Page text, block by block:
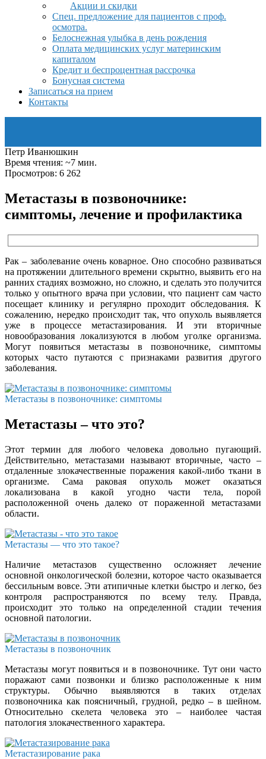
Акции и скидки
Спец. предложение для пациентов с проф.
осмотра.
Белоснежная улыбка в день рождения
Оплата медицинских услуг материнским
капиталом
Кредит и беспроцентная рассрочка
Бонусная система
Записаться на прием
Контакты
Петр Иванюшкин
Время чтения: ~7 мин.
Просмотров: 6 262
Метастазы в позвоночнике:
симптомы, лечение и профилактика
Рак – заболевание очень коварное. Оно способно развиваться
на протяжении длительного времени скрытно, выявить его на
ранних стадиях возможно, но сложно, и сделать это получится
только у опытного врача при условии, что пациент сам часто
посещает клинику и регулярно проходит обследования. К
сожалению, нередко происходит так, что опухоль выявляется
уже в процессе метастазирования. И эти вторичные
новообразования локализуются в любом уголке организма.
Могут появиться метастазы в позвоночнике, симптомы
которых часто путаются с признаками развития другого
заболевания.
Метастазы в позвоночнике: симптомы
Метастазы – что это?
Этот термин для любого человека довольно пугающий.
Действительно, метастазами называют вторичные, часто –
отдаленные злокачественные поражения какой-либо ткани в
организме. Сама раковая опухоль может оказаться
локализована в какой угодно части тела, порой
расположенной очень далеко от пораженной метастазами
области.
Метастазы — что это такое?
Наличие метастазов существенно осложняет лечение
основной онкологической болезни, которое часто оказывается
бессильным вовсе. Эти атипичные клетки быстро и легко, без
контроля распространяются по всему телу. Правда,
происходит это только на определенной стадии течения
основной патологии.
Метастазы в позвоночник
Метастазы могут появиться и в позвоночнике. Тут они часто
поражают сами позвонки и близко расположенные к ним
структуры. Обычно выявляются в таких отделах
позвоночника как поясничный, грудной, редко – в шейном.
Относительно скелета человека это – наиболее частая
патология злокачественного характера.
Метастазирование рака